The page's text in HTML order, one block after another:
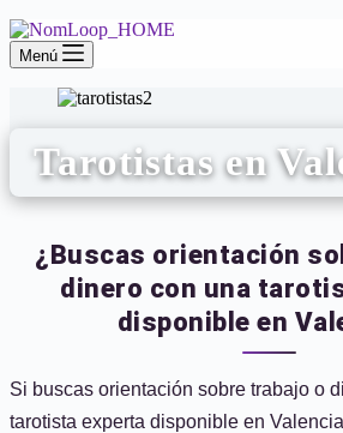
Menú
Tarotistas en
¿Buscas orientación
dinero con una
disponible en
Si buscas orientación sobre trabajo o
tarotista experta disponible en